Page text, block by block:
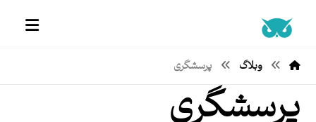
وبلاگ پرسشگری
پرسشگری